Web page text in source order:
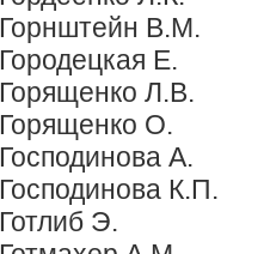
Горнштейн В.М.
Городецкая Е.
Горященко Л.В.
Горященко О.
Господинова А.
Господинова К.П.
Готлиб Э.